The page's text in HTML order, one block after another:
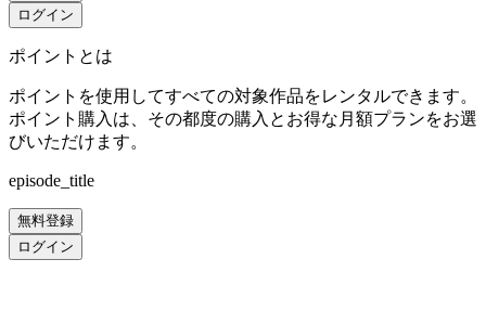
ログイン
ポイントとは
ポイントを使用してすべての対象作品をレンタルできます。
ポイント購入は、その都度の購入とお得な月額プランをお選
びいただけます。
episode_title
無料登録
ログイン